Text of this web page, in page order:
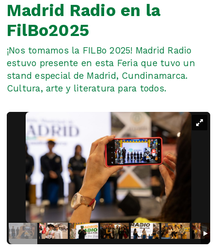
Madrid Radio en la
FilBo2025
¡Nos tomamos la FILBo 2025! Madrid Radio
estuvo presente en esta Feria que tuvo un
stand especial de Madrid, Cundinamarca.
Cultura, arte y literatura para todos.